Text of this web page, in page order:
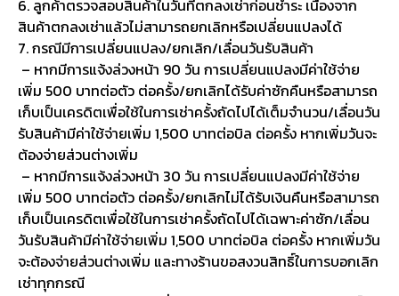
6. ลูกค้าตรวจสอบสินค้าในวันที่ตกลงเช่าก่อนชำระ เนื่องจาก
สินค้าตกลงเช่าแล้วไม่สามารถยกเลิกหรือเปลี่ยนแปลงได้
7. กรณีมีการเปลี่ยนแปลง/ยกเลิก/เลื่อนวันรับสินค้า
– หากมีการแจ้งล่วงหน้า 90 วัน การเปลี่ยนแปลงมีค่าใช้จ่าย
เพิ่ม 500 บาทต่อตัว ต่อครั้ง/ยกเลิกได้รับค่าซักคืนหรือสามารถ
เก็บเป็นเครดิตเพื่อใช้ในการเช่าครั้งถัดไปได้เต็มจำนวน/เลื่อนวัน
รับสินค้ามีค่าใช้จ่ายเพิ่ม 1,500 บาทต่อบิล ต่อครั้ง หากเพิ่มวันจะ
ต้องจ่ายส่วนต่างเพิ่ม
– หากมีการแจ้งล่วงหน้า 30 วัน การเปลี่ยนแปลงมีค่าใช้จ่าย
เพิ่ม 500 บาทต่อตัว ต่อครั้ง/ยกเลิกไม่ได้รับเงินคืนหรือสามารถ
เก็บเป็นเครดิตเพื่อใช้ในการเช่าครั้งถัดไปได้เฉพาะค่าซัก/เลื่อน
วันรับสินค้ามีค่าใช้จ่ายเพิ่ม 1,500 บาทต่อบิล ต่อครั้ง หากเพิ่มวัน
จะต้องจ่ายส่วนต่างเพิ่ม และทางร้านขอสงวนสิทธิ์ในการบอกเลิก
เช่าทุกกรณี